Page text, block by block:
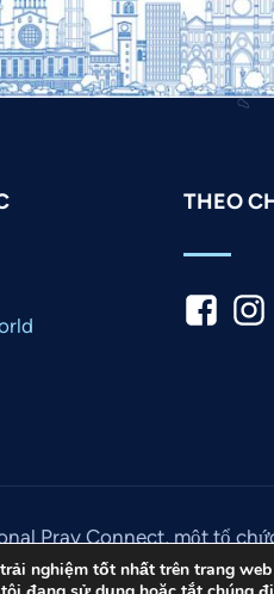
THEO
Pray Connect, một tổ
mọi quyền. Trang web bởi
nghiệm tốt nhất trên trang